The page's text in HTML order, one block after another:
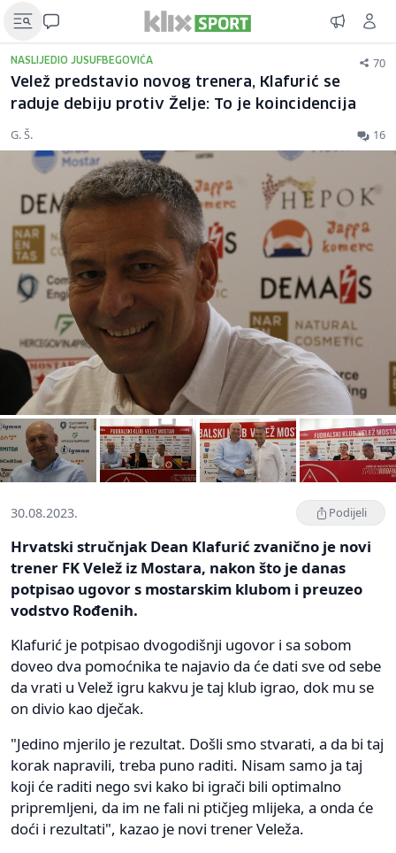
NASLIJEDIO JUSUFBEGOVIĆA 70
Velež predstavio novog trenera, Klafurić se
raduje debiju protiv Želje: To je koincidencija
G. Š. 16
30.08.2023. Podijeli
Hrvatski stručnjak Dean Klafurić zvanično je novi
trener FK Velež iz Mostara, nakon što je danas
potpisao ugovor s mostarskim klubom i preuzeo
vodstvo Rođenih.
Klafurić je potpisao dvogodišnji ugovor i sa sobom
doveo dva pomoćnika te najavio da će dati sve od sebe
da vrati u Velež igru kakvu je taj klub igrao, dok mu se
on divio kao dječak.
"Jedino mjerilo je rezultat. Došli smo stvarati, a da bi taj
korak napravili, treba puno raditi. Nisam samo ja taj
koji će raditi nego svi kako bi igrači bili optimalno
pripremljeni, da im ne fali ni ptičjeg mlijeka, a onda će
doći i rezultati", kazao je novi trener Veleža.